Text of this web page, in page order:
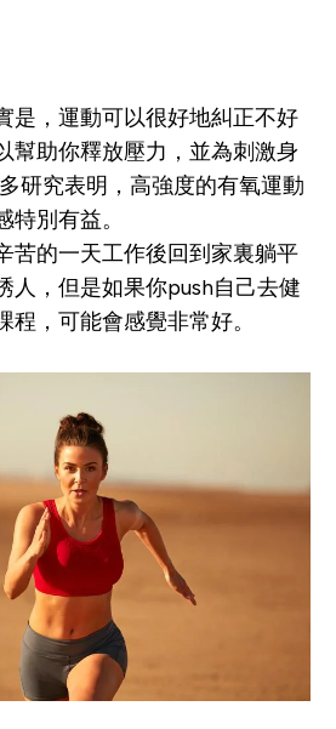
是，運動可以很好地糾正不好
幫助你釋放壓力，並為刺激身
研究表明，高強度的有氧運動
特別有益。
苦的一天工作後回到家裏躺平
人，但是如果你push自己去健
，可能會感覺非常好。